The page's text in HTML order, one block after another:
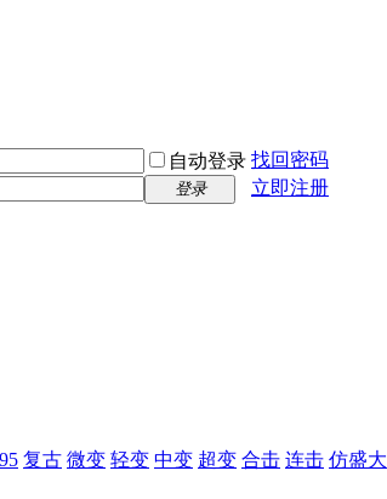
自动登录 找回密码
登录
立即注册
复古 微变 轻变 中变 超变 合击 连击 仿盛大